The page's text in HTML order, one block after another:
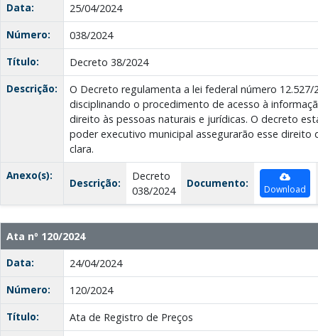
Data:
25/04/2024
Número:
038/2024
Título:
Decreto 38/2024
Descrição:
O Decreto regulamenta a lei federal número
disciplinando o procedimento de acesso à
direito às pessoas naturais e jurídicas. O decreto
poder executivo municipal assegurarão esse
clara.
Anexo(s):
Descrição:
Decreto
038/2024
Documento: Download
Ata nº 120/2024
Data:
24/04/2024
Número:
120/2024
Título:
Ata de Registro de Preços